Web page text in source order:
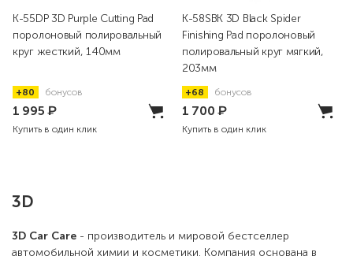
K-55DP 3D Purple Cutting Pad
поролоновый полировальный
круг жесткий, 140мм
+80 бонусов
1 995₽
Купить в один клик
K-58SBK 3D Black Spider
Finishing Pad поролоновый
полировальный круг мягкий,
203мм
+68 бонусов
1 700₽
Купить в один клик
3D
3D Car Care - производитель и мировой бестселлер
автомобильной химии и косметики. Компания основана в